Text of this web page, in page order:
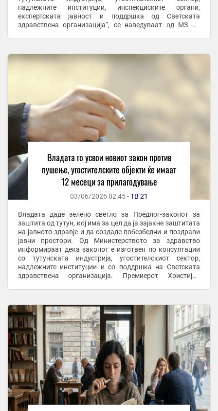
надлежните институции, инспекциските органи,
експертската јавност и поддршка од Светската
здравствена организација“, се наведуваат од МЗ во
Владата го усвои новиот закон против
пушење, угостителските објекти ќе имаат
12 месеци за прилагодување
03/06/2026 02:45 -ТВ 21
Владата даде зелено светло за Предлог-законот за
заштита од тутун, кој има за цел да ја зајакне заштитата
на јавното здравје и да создаде побезбедни и поздрави
јавни простори. Од Министерството за здравство
информираат дека законот е изготвен по консултации
со тутунската индустрија, угостителскиот сектор,
надлежните институции и со поддршка на Светската
здравствена организација. Премиерот Христијан